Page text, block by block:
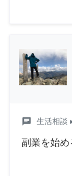
chat 生活相談
副業を始